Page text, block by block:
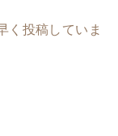
く投稿していま